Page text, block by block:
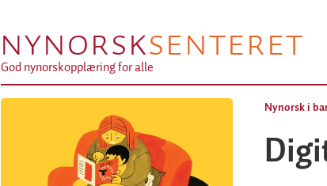
NYNORSKSENTERET
God nynorskopplæring for alle
Nynorsk i